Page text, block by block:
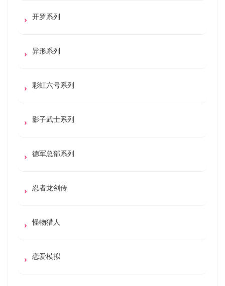
开罗系列
异形系列
彩虹六号系列
影子武士系列
德军总部系列
忍者龙剑传
怪物猎人
恋爱模拟